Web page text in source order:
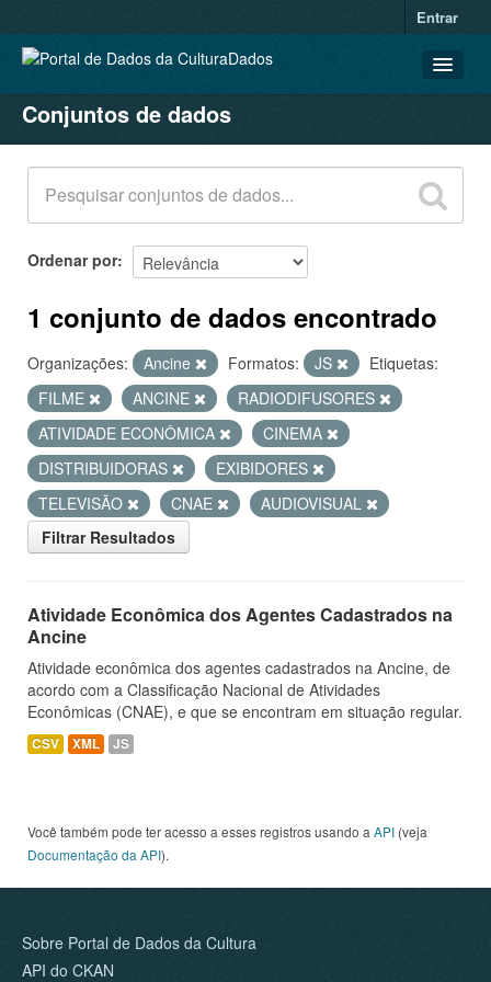
Entrar
CONJUNTOS DE DADOS
ORGANIZAÇÕES
GRUPOS
SOBRE
Conjuntos de dados
Ordenar por
1 conjunto de dados encontrado
Organizações: Ancine Formatos: JS
Etiquetas:
FILME
ANCINE
RADIODIFUSORES
ATIVIDADE ECONÔMICA
CINEMA
DISTRIBUIDORAS
EXIBIDORES
TELEVISÃO
CNAE
AUDIOVISUAL
Filtrar Resultados
Atividade Econômica dos Agentes Cadastrados na
Ancine
Atividade econômica dos agentes cadastrados na Ancine, de
acordo com a Classificação Nacional de Atividades
Econômicas (CNAE), e que se encontram em situação regular.
CSV XML JS
Você também pode ter acesso a esses registros usando a API (veja
Documentação da API).
Sobre Portal de Dados da Cultura
API do CKAN